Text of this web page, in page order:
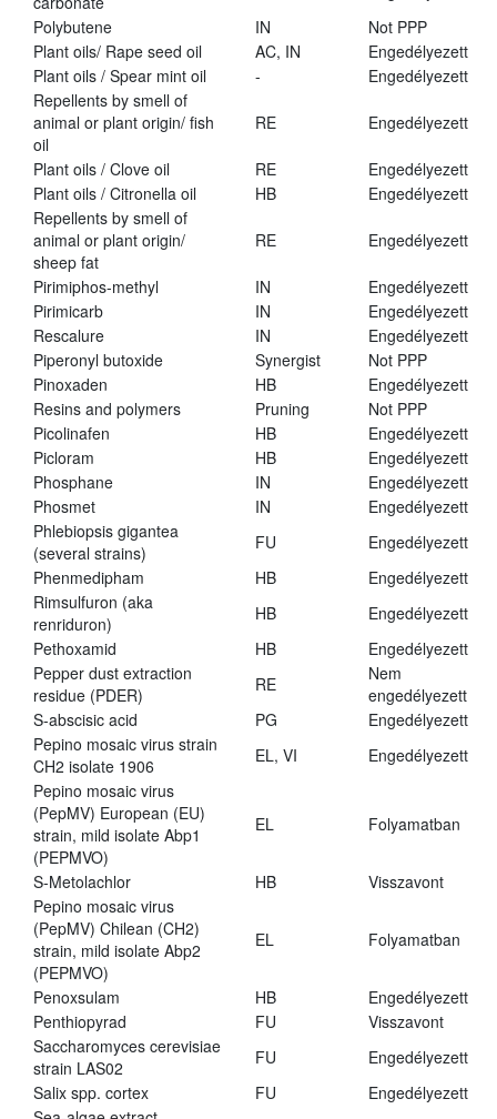
Polybutene
IN
Not PPP
Plant oils/ Rape seed oil
AC, IN
Engedélyezett
Plant oils / Spear mint oil
-
Engedélyezett
Repellents by smell of
animal or plant origin/ fish
oil
RE Engedélyezett
Plant oils / Clove oil RE
Engedélyezett
Plant oils / Citronella oil
HB
Engedélyezett
Repellents by smell of
animal or plant origin/
sheep fat
RE Engedélyezett
Pirimiphos-methyl IN
Engedélyezett
Pirimicarb
IN
Engedélyezett
Rescalure
IN
Engedélyezett
Piperonyl butoxide
Synergist
Not PPP
Pinoxaden
HB
Engedélyezett
Resins and polymers
Pruning
Not PPP
Picolinafen
HB
Engedélyezett
Picloram
HB
Engedélyezett
Phosphane
IN
Engedélyezett
Phosmet
IN
Engedélyezett
Phlebiopsis gigantea
(several strains)
FU
Engedélyezett
Phenmedipham
HB
Engedélyezett
Rimsulfuron (aka
renriduron)
HB
Engedélyezett
Pethoxamid
HB
Engedélyezett
Pepper dust extraction
residue (PDER)
RE
Nem
engedélyezett
S-abscisic acid
PG
Engedélyezett
Pepino mosaic virus strain
CH2 isolate 1906
EL, VI
Engedélyezett
Pepino mosaic virus
(PepMV) European (EU)
strain, mild isolate Abp1
(PEPMVO)
EL Folyamatban
S-Metolachlor HB
Visszavont
Pepino mosaic virus
(PepMV) Chilean (CH2)
strain, mild isolate Abp2
(PEPMVO)
EL Folyamatban
Penoxsulam HB
Engedélyezett
Penthiopyrad
FU
Visszavont
Saccharomyces cerevisiae
strain LAS02
FU
Engedélyezett
Salix spp. cortex
FU
Engedélyezett